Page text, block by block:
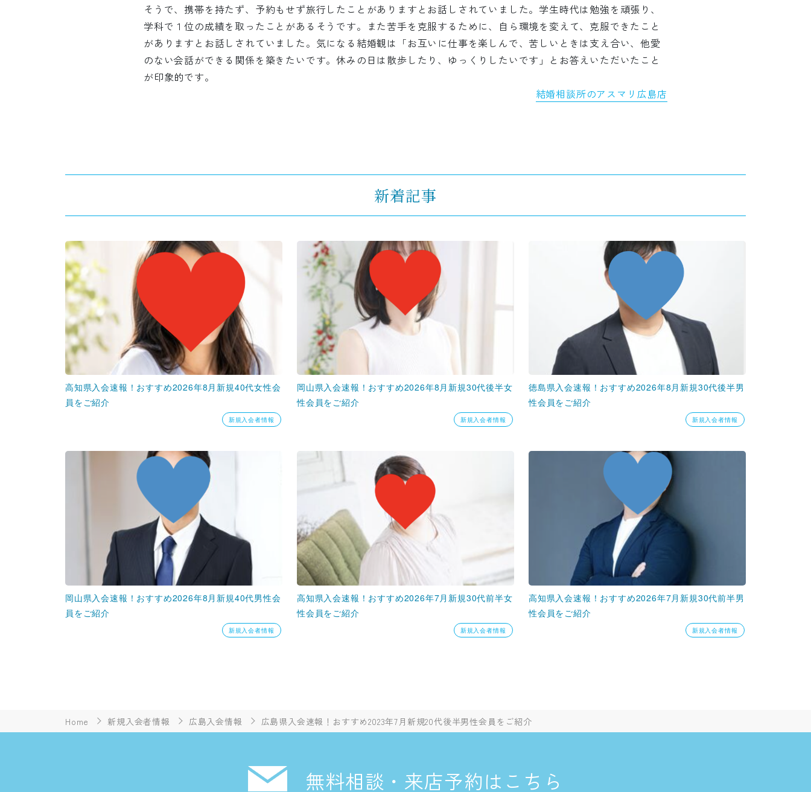
そうで、携帯を持たず、予約もせず旅行したことがありますとお話しされていました。学生時代は勉強を頑張り、
学科で１位の成績を取ったことがあるそうです。また苦手を克服するために、自ら環境を変えて、克服できたこと
がありますとお話しされていました。気になる結婚観は「お互いに仕事を楽しんで、苦しいときは支え合い、他愛
のない会話ができる関係を築きたいです。休みの日は散歩したり、ゆっくりしたいです」とお答えいただいたこと
が印象的です。
結婚相談所のアスマリ広島店
新着記事
高知県入会速報！おすすめ2026年8月新規40代女性会
員をご紹介
新規入会者情報
岡山県入会速報！おすすめ2026年8月新規30代後半女
性会員をご紹介
新規入会者情報
徳島県入会速報！おすすめ2026年8月新規30代後半男
性会員をご紹介
新規入会者情報
岡山県入会速報！おすすめ2026年8月新規40代男性会
員をご紹介
新規入会者情報
高知県入会速報！おすすめ2026年7月新規30代前半女
性会員をご紹介
新規入会者情報
高知県入会速報！おすすめ2026年7月新規30代前半男
性会員をご紹介
新規入会者情報
Home 新規入会者情報 広島入会情報 広島県入会速報！おすすめ2023年7月新規20代後半男性会員をご紹介
無料相談・来店予約はこちら